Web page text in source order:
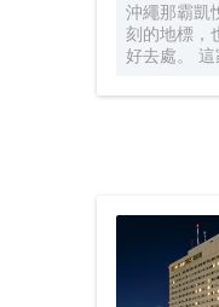
沖繩那霸凱
刻的地標，
好去處。
Dori 和設有
美結合，